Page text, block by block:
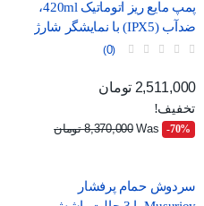
پمپ مایع ریز اتوماتیک 420ml،
ضدآب (IPX5) با نمایشگر شارژ
و درگاه USB-C
0
قیمت عادی
قیمت
2,511,000 تومان
تخفیف!
‎-70%
Was 8,370,000 تومان
سردوش حمام پرفشار